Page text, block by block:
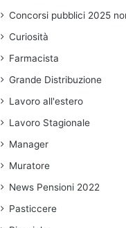
Concorsi pubblici 2025
Curiosità
Farmacista
Grande Distribuzione
Lavoro all'estero
Lavoro Stagionale
Manager
Muratore
News Pensioni 2022
Pasticcere